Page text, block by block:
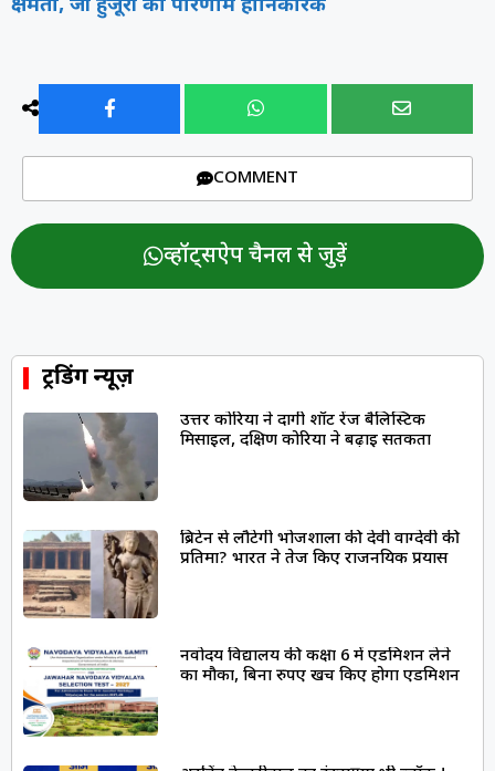
क्षमता, जी हुजूरी का परिणाम हानिकारक
COMMENT
व्हॉट्सऐप चैनल से जुड़ें
ट्रेंडिंग न्यूज़
उत्तर कोरिया ने दागी शॉर्ट रेंज बैलिस्टिक
मिसाइल, दक्षिण कोरिया ने बढ़ाई सतर्कता
ब्रिटेन से लौटेगी भोजशाला की देवी वाग्देवी की
प्रतिमा? भारत ने तेज किए राजनयिक प्रयास
नवोदय विद्यालय की कक्षा 6 में एडमिशन लेने
का मौका, बिना रुपए खर्च किए होगा एडमिशन